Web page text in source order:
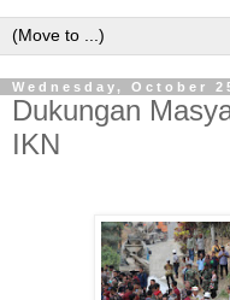
Wednesday, October
Dukungan
IKN